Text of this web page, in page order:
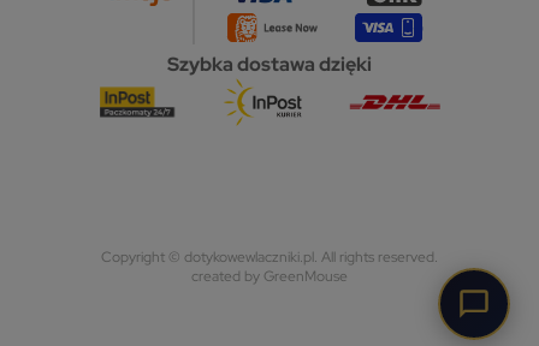
Szybka dostawa dzięki
Copyright © dotykowewlaczniki.pl. All rights reserved.
created by GreenMouse